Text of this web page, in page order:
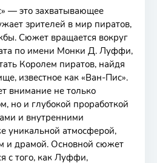
— это захватывающее
зрителей в мир пиратов,
Сюжет вращается вокруг
по имени Монки Д. Луффи,
Королем пиратов, найдя
известное как «Ван-Пис».
внимание не только
но и глубокой проработкой
и внутренними
уникальной атмосферой,
и драмой. Основной сюжет
с того, как Луффи,